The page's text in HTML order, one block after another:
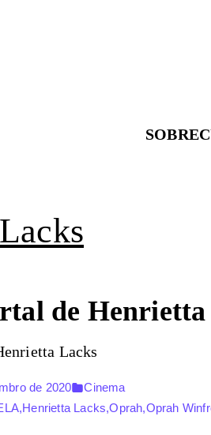
SOBRE
de Henrietta
de 2020
Cinema
,Henrietta Lacks,Oprah,Oprah